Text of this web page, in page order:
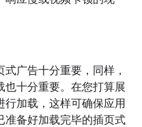
广告十分重要，同样，
也十分重要。在您打算展
行加载，这样可确保应用
准备好加载完毕的插页式